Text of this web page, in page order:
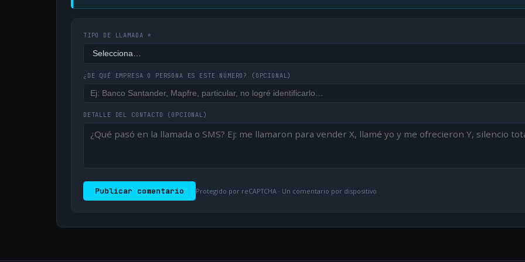
TIPO DE LLAMADA *
¿DE QUÉ EMPRESA O PERSONA ES ESTE NÚMERO? (OPCIONAL)
DETALLE DEL CONTACTO (OPCIONAL)
Publicar comentario Protegido por reCAPTCHA · Un comentario por dispositivo